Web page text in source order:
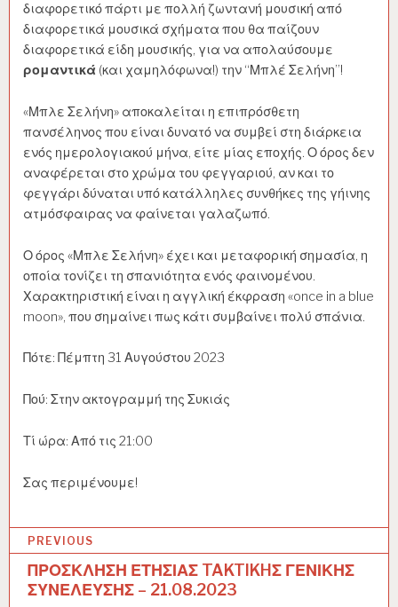
διαφορετικό πάρτι με πολλή ζωντανή μουσική από
διαφορετικά μουσικά σχήματα που θα παίζουν
διαφορετικά είδη μουσικής, για να απολαύσουμε
ρομαντικά (και χαμηλόφωνα!) την “Μπλέ Σελήνη”!
«Μπλε Σελήνη» αποκαλείται η επιπρόσθετη
πανσέληνος που είναι δυνατό να συμβεί στη διάρκεια
ενός ημερολογιακού μήνα, είτε μίας εποχής. Ο όρος δεν
αναφέρεται στο χρώμα του φεγγαριού, αν και το
φεγγάρι δύναται υπό κατάλληλες συνθήκες της γήινης
ατμόσφαιρας να φαίνεται γαλαζωπό.
Ο όρος «Μπλε Σελήνη» έχει και μεταφορική σημασία, η
οποία τονίζει τη σπανιότητα ενός φαινομένου.
Χαρακτηριστική είναι η αγγλική έκφραση «once in a blue
moon», που σημαίνει πως κάτι συμβαίνει πολύ σπάνια.
Πότε: Πέμπτη 31 Αυγούστου 2023
Πού: Στην ακτογραμμή της Συκιάς
Τί ώρα: Από τις 21:00
Σας περιμένουμε!
Π
PREVIOUS
ΠΡΟΣΚΛΗΣΗ ΕΤΗΣΙΑΣ TAKTIKHΣ ΓΕΝΙΚΗΣ
ΣΥΝΕΛΕΥΣΗΣ – 21.08.2023